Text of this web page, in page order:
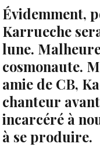
Évidemment,
Karrueche
lune.
cosmonaute.
amie de CB,
chanteur
incarcéré à
à se produire.